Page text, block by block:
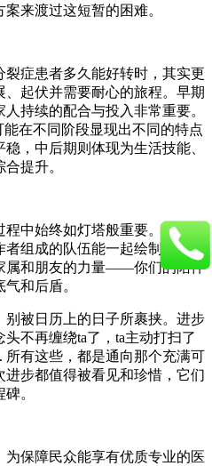
来渡过这短暂的困难。
症患者多久能好转时，其实更
起伏并需要耐心的旅程​​。​​早期
持续的配合与投入​​非常重要。
在不同阶段显现出不同的特点
，中后期则体现为生活技能、
提升。
始终如灯塔般重要。精神科
组成的队伍能一起绘制最贴合
属和朋友的力量——你们的陪伴
和后盾。
被日历上的日子所裹挟。进步
不再缠绕ta了，ta主动打扫了
所有这些，都是通向那个充满可
步都值得被看见和珍惜，它们
。
为保障民众能享有优质专业的医